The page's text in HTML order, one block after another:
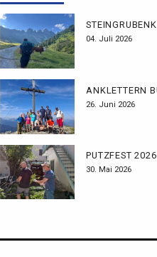
04. Juli 2026
26. Juni 2026
PUTZFEST 2026
30. Mai 2026